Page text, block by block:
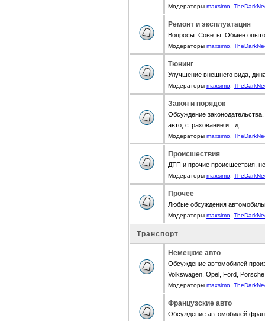
Модераторы maxsimo
Ремонт и эксплуатация
Вопросы. Советы. Обмен
Модераторы maxsimo
Тюнинг
Улучшение внешнего вида,
Модераторы maxsimo
Закон и порядок
Обсуждение
авто, страхование и т.д.
Модераторы maxsimo
Происшествия
ДТП и прочие происшествия,
Модераторы maxsimo
Прочее
Любые обсуждения
Модераторы maxsimo
Транспорт
Немецкие авто
Обсуждение автомобилей
Volkswagen, Opel, Ford,
Модераторы maxsimo
Французские авто
Обсуждение автомобилей